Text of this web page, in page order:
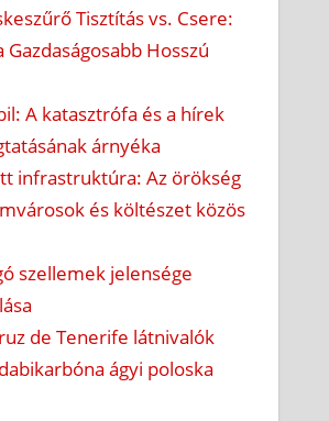
Tisztítás vs. Csere:
Gazdaságosabb Hosszú
A katasztrófa és a hírek
árnyéka
infrastruktúra: Az örökség
és költészet közös
szellemek jelensége
de Tenerife látnivalók
ágyi poloska